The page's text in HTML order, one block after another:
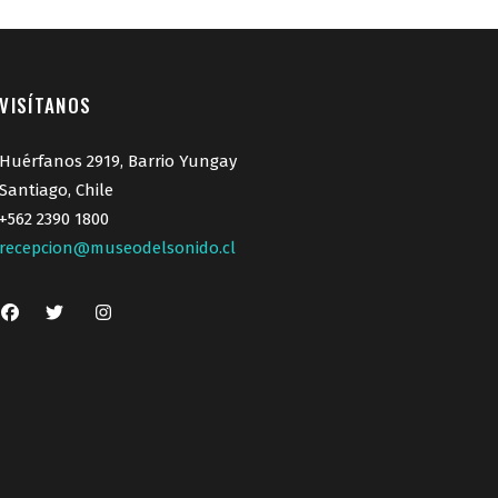
VISÍTANOS
Huérfanos 2919, Barrio Yungay
Santiago, Chile
+562 2390 1800
recepcion@museodelsonido.cl